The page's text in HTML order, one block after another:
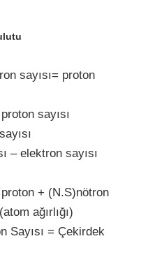
sayısı= proton
sayısı
– elektron sayısı
+ (N.S)nötron
ağırlığı)
Sayısı = Çekirdek